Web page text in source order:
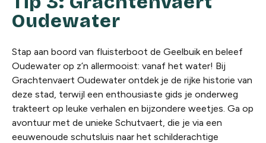
Oudewater
Stap aan boord van fluisterboot de Geelbuik en beleef
Oudewater op z’n allermooist: vanaf het water! Bij
Grachtenvaert Oudewater ontdek je de rijke historie van
deze stad, terwijl een enthousiaste gids je onderweg
trakteert op leuke verhalen en bijzondere weetjes. Ga op
avontuur met de unieke Schutvaert, die je via een
eeuwenoude schutsluis naar het schilderachtige